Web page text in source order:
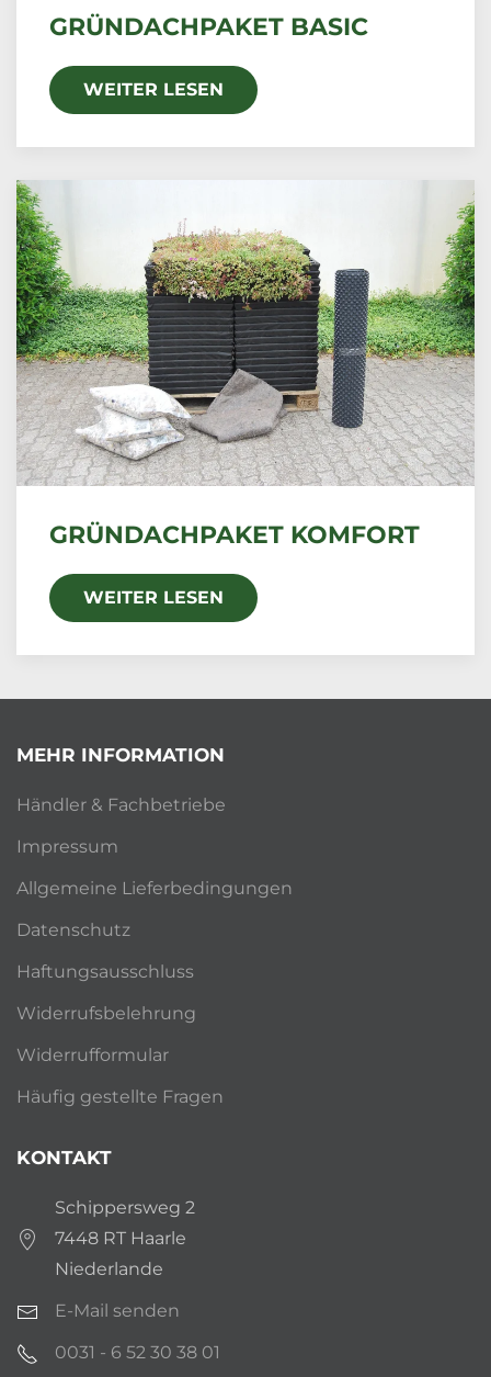
GRÜNDACHPAKET BASIC
WEITER LESEN
GRÜNDACHPAKET KOMFORT
WEITER LESEN
MEHR INFORMATION
Händler & Fachbetriebe
Impressum
Allgemeine Lieferbedingungen
Datenschutz
Haftungsausschluss
Widerrufsbelehrung
Widerrufformular
Häufig gestellte Fragen
KONTAKT
Schippersweg 2
7448 RT Haarle
Niederlande
E-Mail senden
0031 - 6 52 30 38 01